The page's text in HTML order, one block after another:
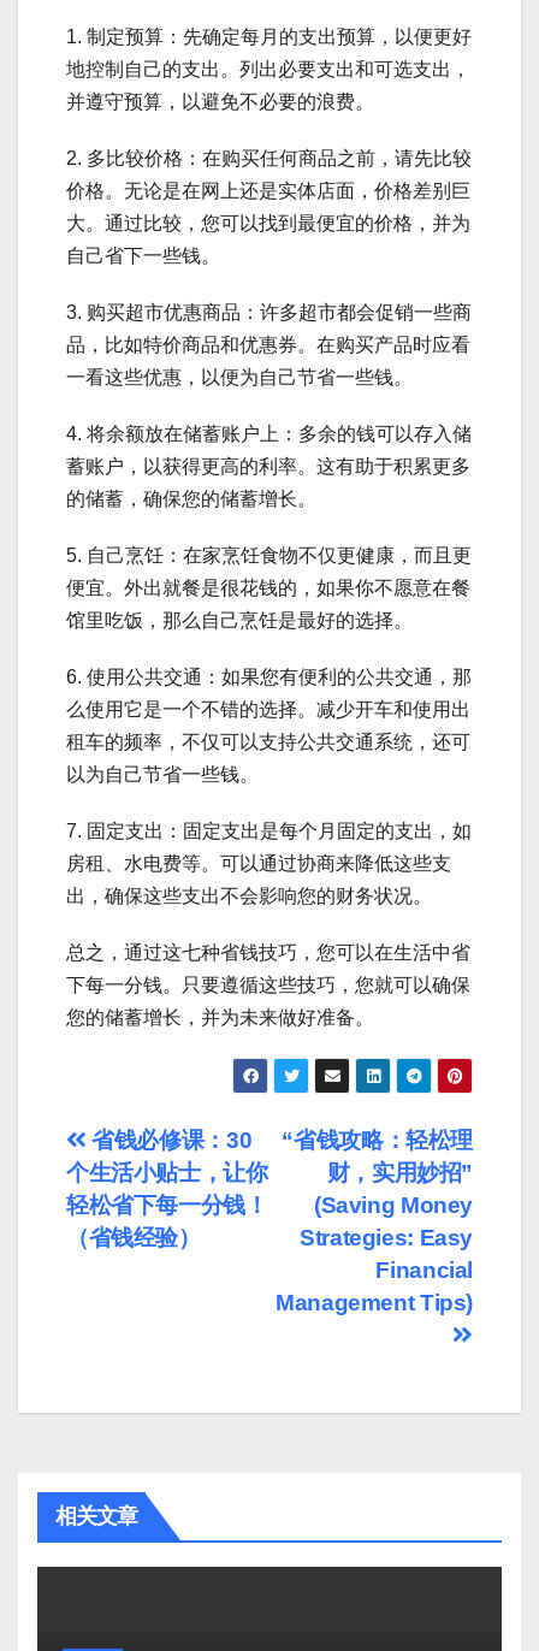
1. 制定预算：先确定每月的支出预算，以便更好
地控制自己的支出。列出必要支出和可选支出，
并遵守预算，以避免不必要的浪费。
2. 多比较价格：在购买任何商品之前，请先比较
价格。无论是在网上还是实体店面，价格差别巨
大。通过比较，您可以找到最便宜的价格，并为
自己省下一些钱。
3. 购买超市优惠商品：许多超市都会促销一些商
品，比如特价商品和优惠券。在购买产品时应看
一看这些优惠，以便为自己节省一些钱。
4. 将余额放在储蓄账户上：多余的钱可以存入储
蓄账户，以获得更高的利率。这有助于积累更多
的储蓄，确保您的储蓄增长。
5. 自己烹饪：在家烹饪食物不仅更健康，而且更
便宜。外出就餐是很花钱的，如果你不愿意在餐
馆里吃饭，那么自己烹饪是最好的选择。
6. 使用公共交通：如果您有便利的公共交通，那
么使用它是一个不错的选择。减少开车和使用出
租车的频率，不仅可以支持公共交通系统，还可
以为自己节省一些钱。
7. 固定支出：固定支出是每个月固定的支出，如
房租、水电费等。可以通过协商来降低这些支
出，确保这些支出不会影响您的财务状况。
总之，通过这七种省钱技巧，您可以在生活中省
下每一分钱。只要遵循这些技巧，您就可以确保
您的储蓄增长，并为未来做好准备。
文
章
导
“省钱攻略：轻松理
财，实用妙招”
(Saving Money
Strategies: Easy
Financial
Management Tips)
省钱必修课：30
个生活小贴士，让你
轻松省下每一分钱！
（省钱经验）
相关文章